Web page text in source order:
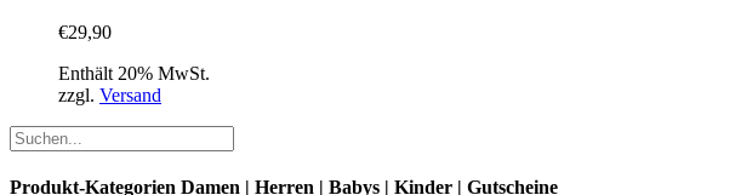
€29,90
Enthält 20% MwSt.
zzgl. Versand
Produkt-Kategorien Damen | Herren | Babys | Kinder | Gutscheine